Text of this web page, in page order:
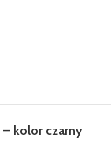
kolor czarny